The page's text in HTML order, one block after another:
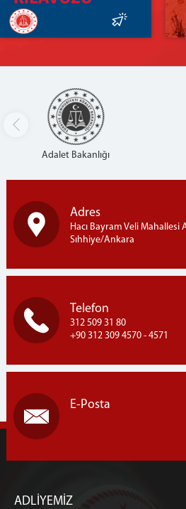
Adalet Bakanlığı
Adres
Hacı Bayram Veli Mahallesi
Sıhhiye/Ankara
Telefon
312 509 31 80
+90 312 309 4570 - 4571
E-Posta
ADLİYEMİZ